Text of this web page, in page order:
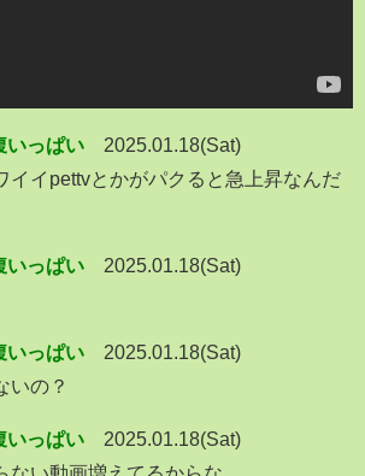
いっぱい
2025.01.18(Sat)
イイpettvとかがパクると急上昇なんだ
いっぱい
2025.01.18(Sat)
いっぱい
2025.01.18(Sat)
の？
いっぱい
2025.01.18(Sat)
ない動画増えてるからな